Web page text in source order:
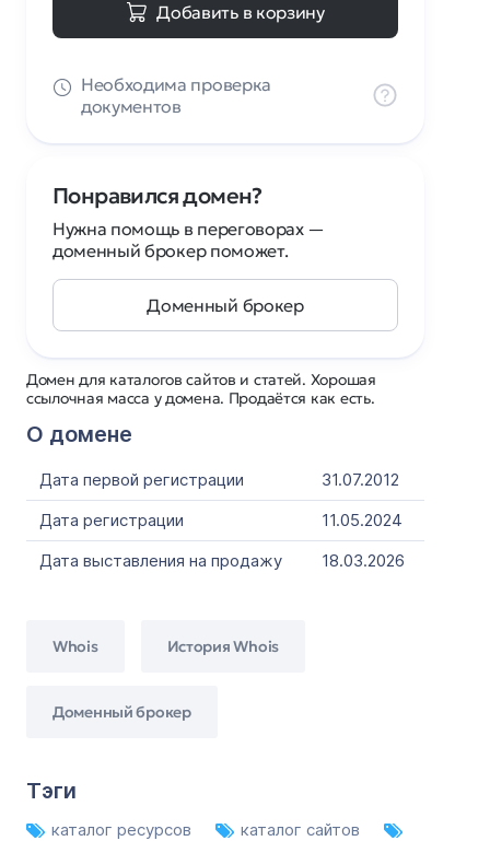
Домен для каталогов сайтов и статей. Хорошая
ссылочная масса у домена. Продаётся как есть.
О домене
Дата первой регистрации
31.07.2012
Дата регистрации
11.05.2024
Дата выставления на продажу
18.03.2026
Whois История Whois
Доменный брокер
Тэги
каталог ресурсов
каталог сайтов
Добавить в корзину
Необходима проверка
документов
Понравился домен?
Нужна помощь в переговорах —
доменный брокер поможет.
Доменный брокер